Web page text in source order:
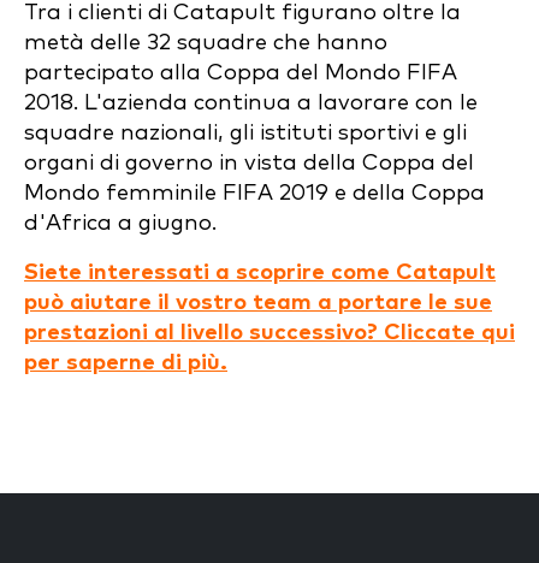
Tra i clienti di Catapult figurano oltre la
metà delle 32 squadre che hanno
partecipato alla Coppa del Mondo FIFA
2018. L'azienda continua a lavorare con le
squadre nazionali, gli istituti sportivi e gli
organi di governo in vista della Coppa del
Mondo femminile FIFA 2019 e della Coppa
d'Africa a giugno.
Siete interessati a scoprire come Catapult
può aiutare il vostro team a portare le sue
prestazioni al livello successivo? Cliccate qui
per saperne di più.